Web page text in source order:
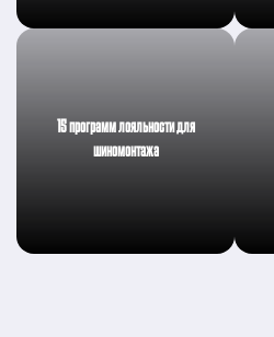
15 программ лояльности для
шиномонтажа